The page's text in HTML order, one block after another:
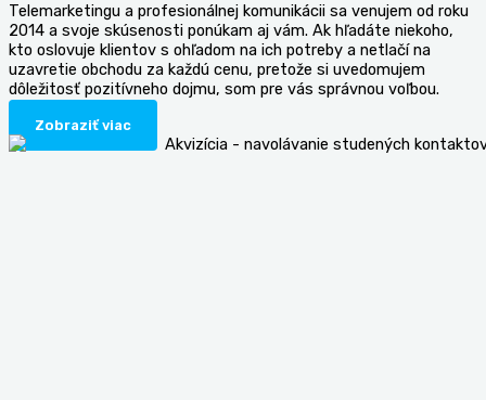
Telemarketingu a profesionálnej komunikácii sa venujem od roku
2014 a svoje skúsenosti ponúkam aj vám. Ak hľadáte niekoho,
kto oslovuje klientov s ohľadom na ich potreby a netlačí na
uzavretie obchodu za každú cenu, pretože si uvedomujem
dôležitosť pozitívneho dojmu, som pre vás správnou voľbou.
Zobraziť viac